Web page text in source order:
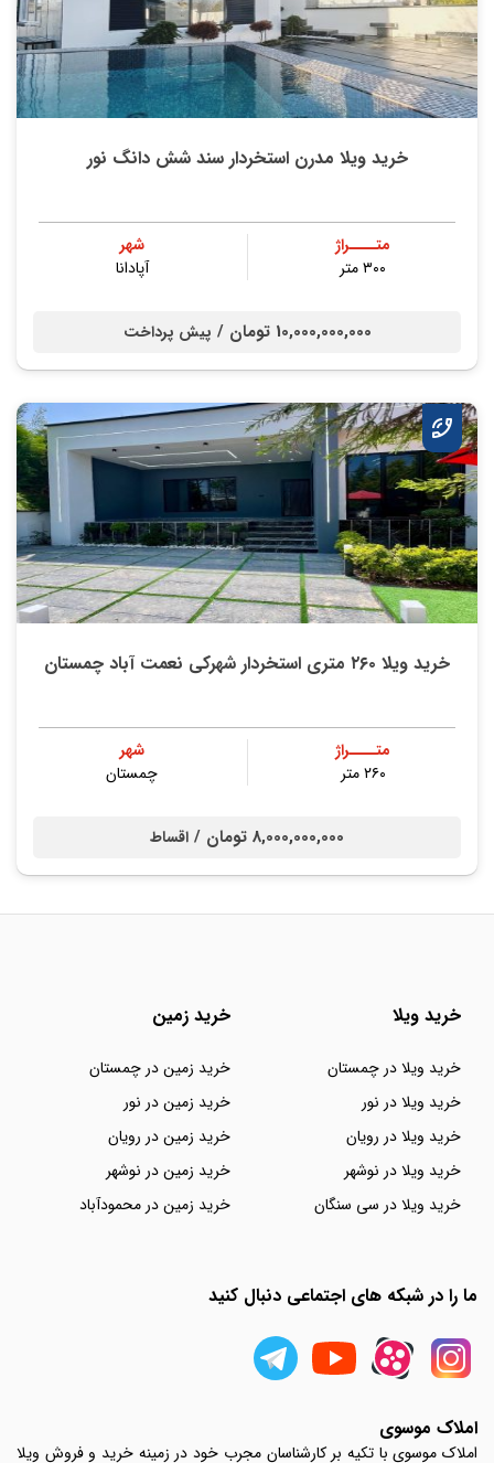
خرید ویلا مدرن استخردار سند شش دانگ نور
متــــراژ
۳۰۰ متر
شهر
آپادانا
10,000,000,000 تومان / پیش پرداخت
خرید ویلا ۲۶۰ متری استخردار شهرکی نعمت آباد چمستان
متــــراژ
۲۶۰ متر
شهر
چمستان
8,000,000,000 تومان / اقساط
خرید ویلا
خرید ویلا در چمستان
خرید ویلا در نور
خرید ویلا در رویان
خرید ویلا در نوشهر
خرید ویلا در سی سنگان
خرید زمین
خرید زمین در چمستان
خرید زمین در نور
خرید زمین در رویان
خرید زمین در نوشهر
خرید زمین در محمودآباد
ما را در شبکه های اجتماعی دنبال کنید
املاک موسوی
املاک موسوی با تکیه بر کارشناسان مجرب خود در زمینه خرید و فروش ویلا